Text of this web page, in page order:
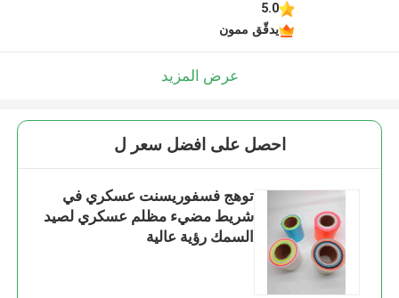
5.0
يدقّق ممون
عرض المزيد
احصل على افضل سعر ل
توهج فسفوريسنت عسكري في
شريط مضيء مظلم عسكري لصيد
السمك رؤية عالية